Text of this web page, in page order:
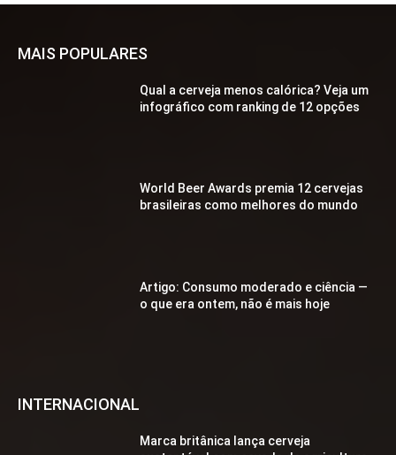
MAIS POPULARES
Qual a cerveja menos calórica? Veja um
infográfico com ranking de 12 opções
World Beer Awards premia 12 cervejas
brasileiras como melhores do mundo
Artigo: Consumo moderado e ciência —
o que era ontem, não é mais hoje
INTERNACIONAL
Marca britânica lança cerveja